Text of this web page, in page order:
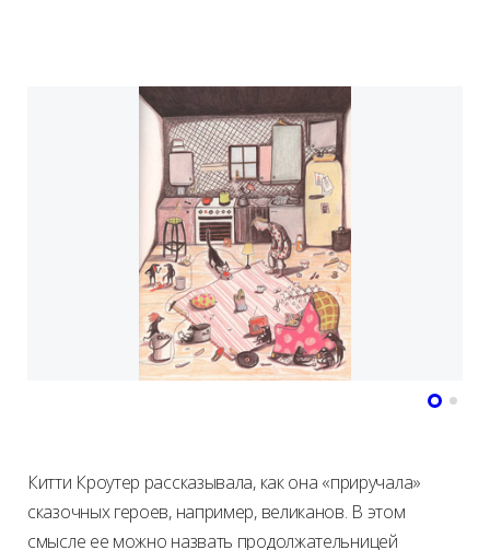
Китти Кроутер рассказывала, как она «приручала»
сказочных героев, например, великанов. В этом
смысле ее можно назвать продолжательницей